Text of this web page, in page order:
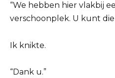
“We hebben hier vlakbij
verschoonplek. U kunt
Ik knikte.
“Dank u.”